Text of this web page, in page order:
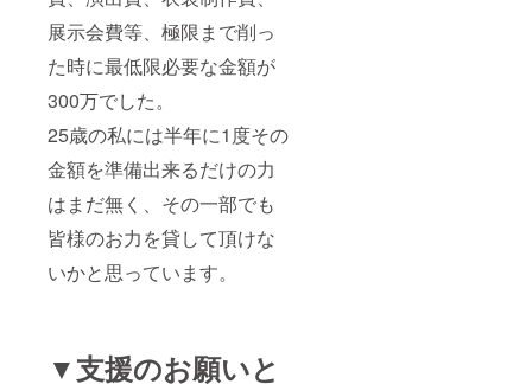
展示会費等、極限まで削っ
た時に最低限必要な金額が
300万でした。
25歳の私には半年に1度その
金額を準備出来るだけの力
はまだ無く、その一部でも
皆様のお力を貸して頂けな
いかと思っています。
▼支援のお願いと